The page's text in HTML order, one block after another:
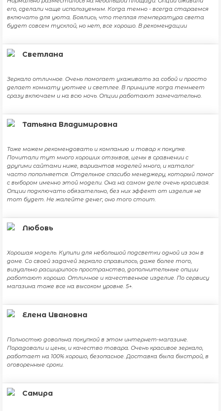
его, сделали чаще используемым. Когда темно - всегда стараемся
включать для уюта. Боялись, что теплая температура света
будет совсем тусклой, но нет, все хорошо. В рекомендации
Светлана
Зеркало отличное. Очень помогает ухаживать за собой и просто
делает комнату уютнее и светлее. В принципе когда темнеет
сразу включаем и на всю ночь. Опции работают замечательно.
Татьяна Владимировна
Тоже можем рекомендовать и компанию и товар к покупке.
Почитали тут много хороших отзывов, цены в сравнении с
другими сайтами ниже, вариантов моделей много, и каталог
часто пополняется. Отдельное спасибо менеджеру, который помог
с выбором именно этой модели. Она на самом деле очень красивая.
Опции подключать обязательно, без них эффект от изделия не
тот будет. Не жалейте денег, оно того стоит.
Любовь
Хорошая модель. Купили для небольшой подсветки одной из зон в
доме. Со своей задачей зеркало справилось, даже более того,
визуально расширилось пространство, дополнительные опции
работают хорошо. Отличное и качественное изделие. По сервису
магазина тоже все на высоком уровне. 5+.
Елена Ивановна
Полностью довольна покупкой в этом интернет-магазине.
Порадовали и цены, и качество товара. Очень красивое зеркало,
работает на 100% хорошо, безопасное. Доставка была быстрой, в
оговоренные сроки.
Самира